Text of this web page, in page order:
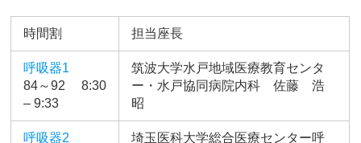
時間割 担当座長
呼吸器1
84～92 8:30
– 9:33
筑波大学水戸地域医療教育センタ
ー・水戸協同病院内科 佐藤 浩
昭
呼吸器2
埼玉医科大学総合医療センター呼